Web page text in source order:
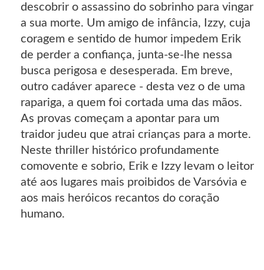
descobrir o assassino do sobrinho para vingar
a sua morte. Um amigo de infância, Izzy, cuja
coragem e sentido de humor impedem Erik
de perder a confiança, junta-se-lhe nessa
busca perigosa e desesperada. Em breve,
outro cadáver aparece - desta vez o de uma
rapariga, a quem foi cortada uma das mãos.
As provas começam a apontar para um
traidor judeu que atrai crianças para a morte.
Neste thriller histórico profundamente
comovente e sobrio, Erik e Izzy levam o leitor
até aos lugares mais proibidos de Varsóvia e
aos mais heróicos recantos do coração
humano.